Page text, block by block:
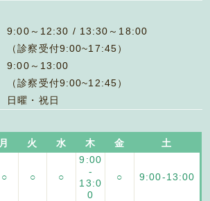
9:00～12:30 / 13:30～18:00
（診察受付9:00~17:45）
9:00～13:00
（診察受付9:00~12:45）
日曜・祝日
月 火 水 木 金 土
○ ○ ○
9:00
-
13:0
0
○ 9:00-13:00